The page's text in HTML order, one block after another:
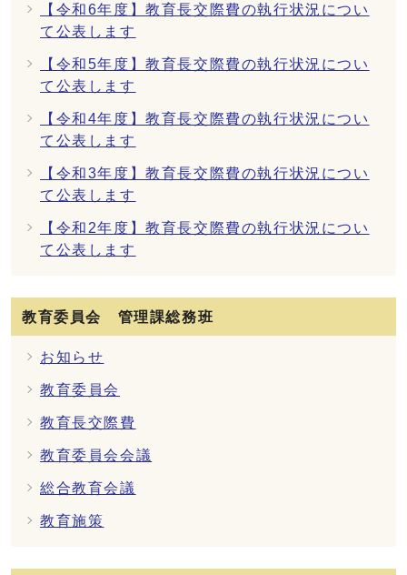
【令和6年度】教育長交際費の執行状況につい
て公表します
【令和5年度】教育長交際費の執行状況につい
て公表します
【令和4年度】教育長交際費の執行状況につい
て公表します
【令和3年度】教育長交際費の執行状況につい
て公表します
【令和2年度】教育長交際費の執行状況につい
て公表します
教育委員会 管理課総務班
お知らせ
教育委員会
教育長交際費
教育委員会会議
総合教育会議
教育施策